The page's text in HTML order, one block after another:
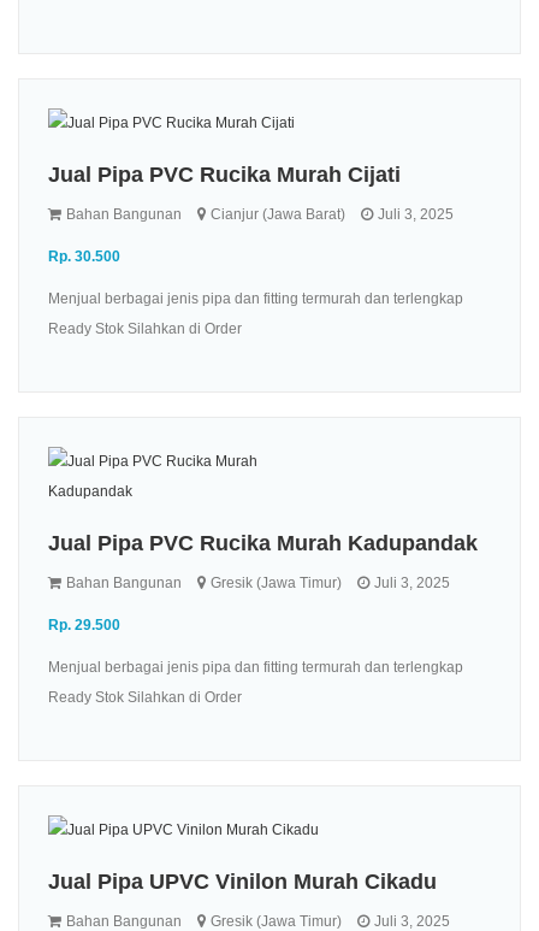
Jual Pipa PVC Rucika Murah Cijati
Bahan Bangunan Cianjur (Jawa Barat) Juli 3, 2025
Rp. 30.500
Menjual berbagai jenis pipa dan fitting termurah dan terlengkap
Ready Stok Silahkan di Order
Jual Pipa PVC Rucika Murah Kadupandak
Bahan Bangunan Gresik (Jawa Timur) Juli 3, 2025
Rp. 29.500
Menjual berbagai jenis pipa dan fitting termurah dan terlengkap
Ready Stok Silahkan di Order
Jual Pipa UPVC Vinilon Murah Cikadu
Bahan Bangunan Gresik (Jawa Timur) Juli 3, 2025